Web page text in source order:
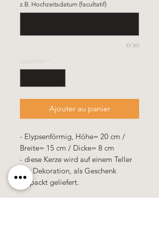
z.B. Hochzeitsdatum (facultatif)
0/10
Quantité
Ajouter au panier
- Elypsenförmig, Höhe= 20 cm /
Breite= 15 cm / Dicke= 8 cm
- diese Kerze wird auf einem Teller
mit Dekoration, als Geschenk
verpackt geliefert.